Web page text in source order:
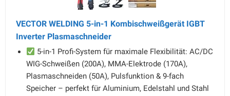
VECTOR WELDING 5-in-1 Kombischweißgerät IGBT
Inverter Plasmaschneider
5-in-1 Profi-System für maximale Flexibilität: AC/DC
WIG-Schweißen (200A), MMA-Elektrode (170A),
Plasmaschneiden (50A), Pulsfunktion & 9-fach
Speicher – perfekt für Aluminium, Edelstahl und Stahl